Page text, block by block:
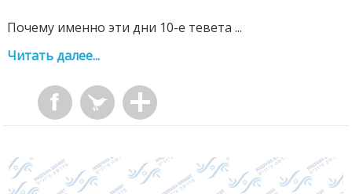
Почему именно эти дни 10-е тевета ...
Читать далее...